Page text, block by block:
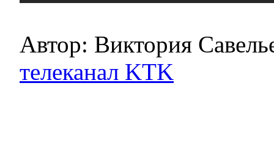
Автор: Виктория
телеканал KTK